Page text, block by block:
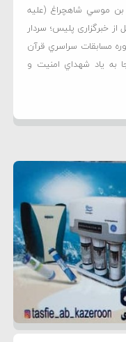
بن موسي شاهچراغ (عليه
خبرگزاری پلیس؛ سردار
مسابقات سراسري قرآن
به ياد شهداي امنيت و